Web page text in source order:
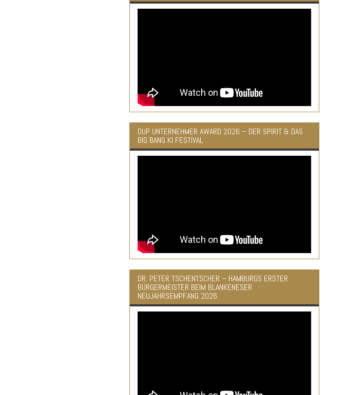
DUP UNTERNEHMER AWARD 2026 – DER SPIRIT & DAS
BIG BANG KI FESTIVAL
DR. PETER TSCHENTSCHER – HAMBURGS ERSTER
BÜRGERMEISTER BEIM BLANKENESER
NEUJAHRSEMPFANG 2026